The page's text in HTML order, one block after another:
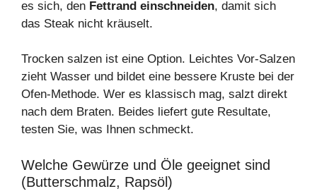
es sich, den Fettrand einschneiden, damit sich
das Steak nicht kräuselt.
Trocken salzen ist eine Option. Leichtes Vor-Salzen
zieht Wasser und bildet eine bessere Kruste bei der
Ofen-Methode. Wer es klassisch mag, salzt direkt
nach dem Braten. Beides liefert gute Resultate,
testen Sie, was Ihnen schmeckt.
Welche Gewürze und Öle geeignet sind
(Butterschmalz, Rapsöl)